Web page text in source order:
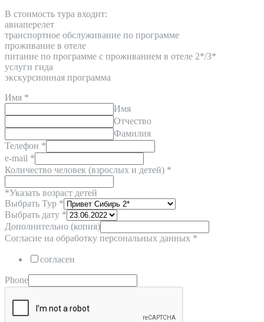
В стоимость тура входит:
авиаперелет
транспортное обслуживание по программе
проживание в отеле
питание по программе с проживанием в отеле 2*/3*
услуги гида
экскурсионная программа
Имя *
Имя
Отчество
Фамилия
Телефон *
e-mail *
Количество человек (взрослых и детей) *
*Указать возраст детей
Выбрать Тур *
Выбрать дату *
Дополнительно (копия)
Согласие на обработку персональных данных *
согласен
Phone